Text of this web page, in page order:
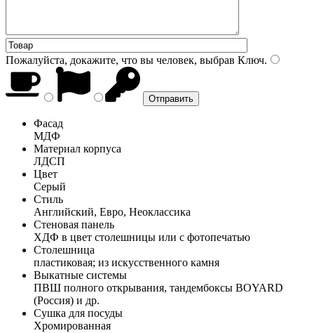
Пожалуйста, докажите, что вы человек, выбрав Ключ.
Фасад
МДФ
Материал корпуса
ЛДСП
Цвет
Серый
Стиль
Английский, Евро, Неоклассика
Стеновая панель
ХДФ в цвет столешницы или с фотопечатью
Столешница
пластиковая; из искусственного камня
Выкатные системы
ПВШ полного открывания, тандембоксы BOYARD
(Россия) и др.
Сушка для посуды
Хромированная